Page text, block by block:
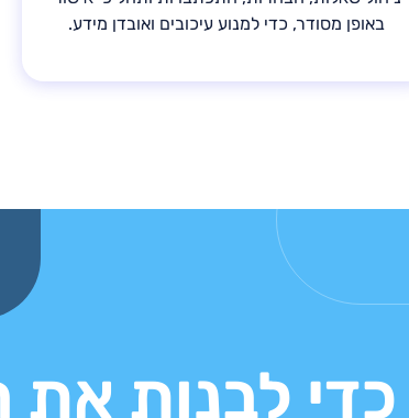
באופן מסודר, כדי למנוע עיכובים ואובדן מידע.
כדי לבנות